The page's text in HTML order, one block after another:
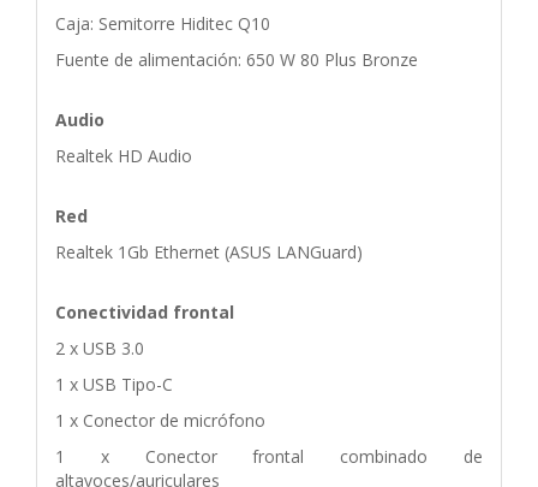
Caja: Semitorre Hiditec Q10
Fuente de alimentación: 650 W 80 Plus Bronze
Audio
Realtek HD Audio
Red
Realtek 1Gb Ethernet (ASUS LANGuard)
Conectividad frontal
2 x USB 3.0
1 x USB Tipo-C
1 x Conector de micrófono
1 x Conector frontal combinado de
altavoces/auriculares